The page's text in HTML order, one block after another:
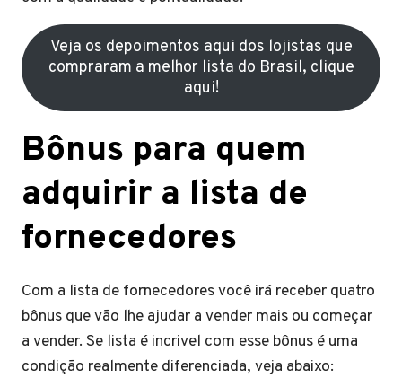
Veja os depoimentos aqui dos lojistas que
compraram a melhor lista do Brasil, clique
aqui!
Bônus para quem
adquirir a lista de
fornecedores
Com a lista de fornecedores você irá receber quatro
bônus que vão lhe ajudar a vender mais ou começar
a vender. Se lista é incrivel com esse bônus é uma
condição realmente diferenciada, veja abaixo: